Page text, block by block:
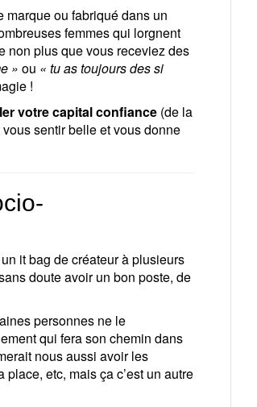
marque ou fabriqué dans un
femmes qui lorgnent
non plus que vous receviez des
» ou « tu as toujours des si
!
votre capital confiance (de la
sentir belle et vous donne
un it bag de créateur à plusieurs
doute avoir un bon poste, de
personnes ne le
qui fera son chemin dans
nous aussi avoir les
etc, mais ça c’est un autre